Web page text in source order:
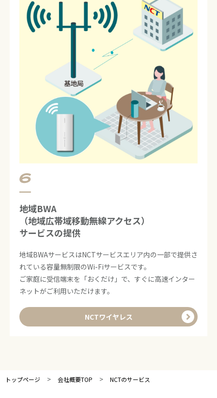
地域BWA
（地域広帯域移動無線アクセス）
サービスの提供
地域BWAサービスはNCTサービスエリア内の一部で提供さ
れている容量無制限のWi-Fiサービスです。
ご家庭に受信端末を「おくだけ」で、すぐに高速インター
ネットがご利用いただけます。
NCTワイヤレス
トップページ >会社概要TOP >NCTのサービス